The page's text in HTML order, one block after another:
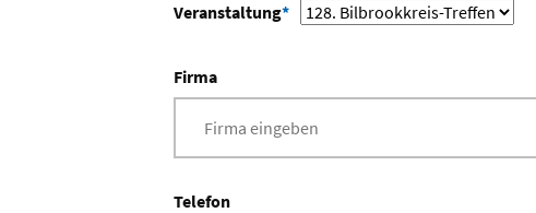
Veranstaltung*
Firma
Telefon